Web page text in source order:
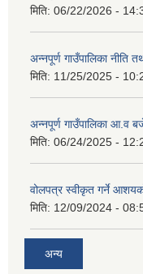
मिति: 06/22/2026 -
अन्नपूर्ण गाउँपालिका
मिति: 11/25/2025 -
अन्नपूर्ण गाउँपालिका आ.व
मिति: 06/24/2025 -
वोलपत्र स्वीकृत गर्ने
मिति: 12/09/2024 -
अन्य